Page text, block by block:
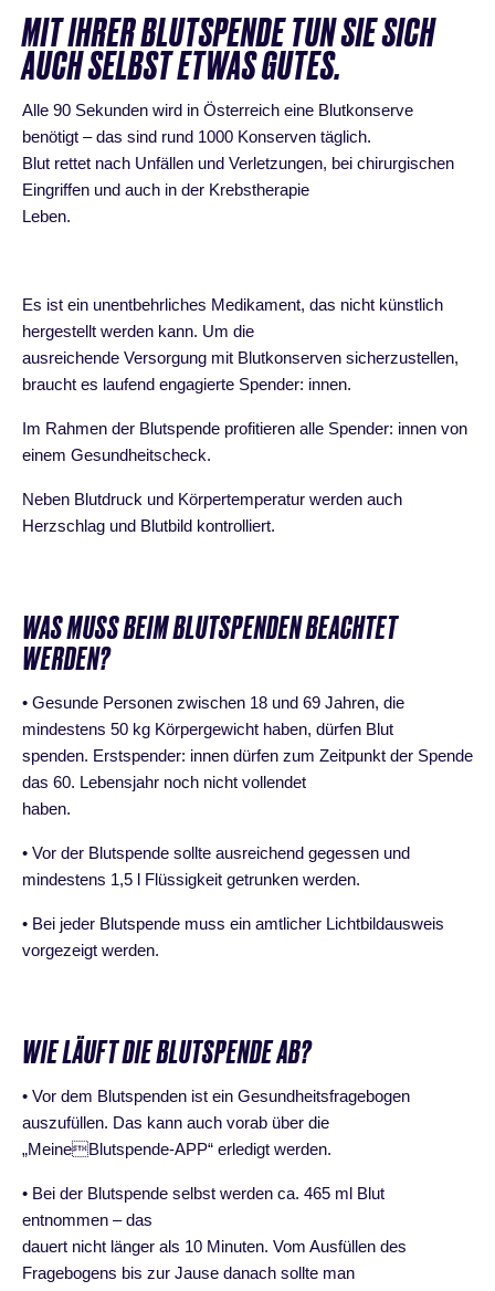
MIT IHRER BLUTSPENDE TUN SIE SICH
AUCH SELBST ETWAS GUTES.
Alle 90 Sekunden wird in Österreich eine Blutkonserve
benötigt – das sind rund 1000 Konserven täglich.
Blut rettet nach Unfällen und Verletzungen, bei chirurgischen
Eingriffen und auch in der Krebstherapie
Leben.
Es ist ein unentbehrliches Medikament, das nicht künstlich
hergestellt werden kann. Um die
ausreichende Versorgung mit Blutkonserven sicherzustellen,
braucht es laufend engagierte Spender: innen.
Im Rahmen der Blutspende profitieren alle Spender: innen von
einem Gesundheitscheck.
Neben Blutdruck und Körpertemperatur werden auch
Herzschlag und Blutbild kontrolliert.
WAS MUSS BEIM BLUTSPENDEN BEACHTET
WERDEN?
• Gesunde Personen zwischen 18 und 69 Jahren, die
mindestens 50 kg Körpergewicht haben, dürfen Blut
spenden. Erstspender: innen dürfen zum Zeitpunkt der Spende
das 60. Lebensjahr noch nicht vollendet
haben.
• Vor der Blutspende sollte ausreichend gegessen und
mindestens 1,5 l Flüssigkeit getrunken werden.
• Bei jeder Blutspende muss ein amtlicher Lichtbildausweis
vorgezeigt werden.
WIE LÄUFT DIE BLUTSPENDE AB?
• Vor dem Blutspenden ist ein Gesundheitsfragebogen
auszufüllen. Das kann auch vorab über die
„MeineBlutspende-APP“ erledigt werden.
• Bei der Blutspende selbst werden ca. 465 ml Blut
entnommen – das
dauert nicht länger als 10 Minuten. Vom Ausfüllen des
Fragebogens bis zur Jause danach sollte man